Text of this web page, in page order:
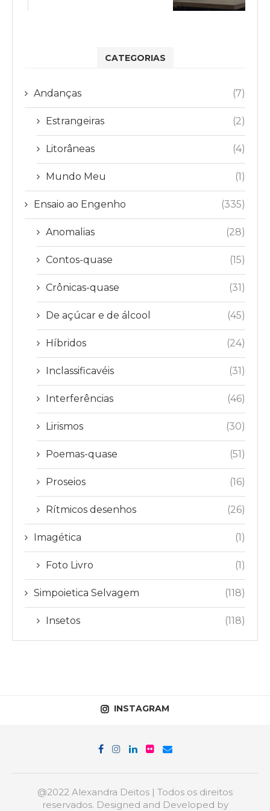
CATEGORIAS
Andanças (7)
Estrangeiras (2)
Litorâneas (4)
Mundo Meu (1)
Ensaio ao Engenho (335)
Anomalias (28)
Contos-quase (15)
Crônicas-quase (31)
De açúcar e de álcool (45)
Híbridos (24)
Inclassificavéis (31)
Interferências (46)
Lirismos (30)
Poemas-quase (51)
Proseios (16)
Rítmicos desenhos (26)
Imagética (1)
Foto Livro (1)
Simpoietica Selvagem (118)
Insetos (118)
INSTAGRAM
@2022 Alexandra Deitos | Todos os direitos
reservados. Designed and Developed by